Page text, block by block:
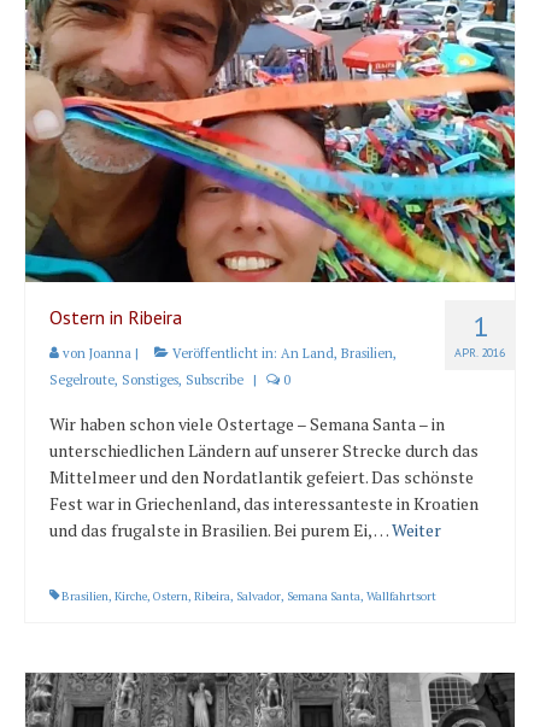
1
APR. 2016
Ostern in Ribeira
von Joanna | Veröffentlicht in: An Land, Brasilien,
Segelroute, Sonstiges, Subscribe | 0
Wir haben schon viele Ostertage – Semana Santa – in
unterschiedlichen Ländern auf unserer Strecke durch das
Mittelmeer und den Nordatlantik gefeiert. Das schönste
Fest war in Griechenland, das interessanteste in Kroatien
und das frugalste in Brasilien. Bei purem Ei, …Weiter
Brasilien, Kirche, Ostern, Ribeira, Salvador, Semana Santa, Wallfahrtsort